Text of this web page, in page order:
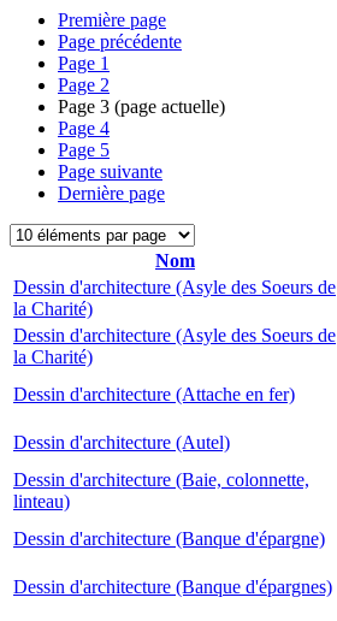
Première page
Page précédente
Page 1
Page 2
Page 3 (page actuelle)
Page 4
Page 5
Page suivante
Dernière page
Nom
Dessin d'architecture (Asyle des Soeurs de
la Charité)
Dessin d'architecture (Asyle des Soeurs de
la Charité)
Dessin d'architecture (Attache en fer)
Dessin d'architecture (Autel)
Dessin d'architecture (Baie, colonnette,
linteau)
Dessin d'architecture (Banque d'épargne)
Dessin d'architecture (Banque d'épargnes)